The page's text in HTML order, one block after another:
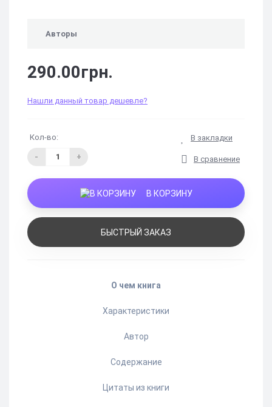
Авторы
290.00грн.
Нашли данный товар дешевле?
Кол-во:
- +
В закладки
В сравнение
В КОРЗИНУ
БЫСТРЫЙ ЗАКАЗ
О чем книга
Характеристики
Автор
Содержание
Цитаты из книги